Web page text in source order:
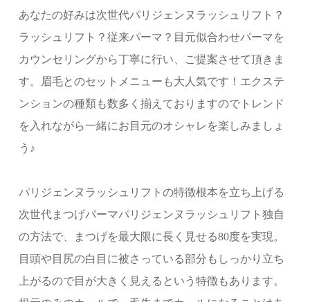
あなたの好みは次世代パリジェンヌラッシュリフト？
ラッシュリフト？従来パーマ？目元似合わせパーマを
カウンセリングから丁寧に行い、ご提案させて頂きま
す。眉毛とのセットメニューも大人気です！エクステ
ンションの種類も数多く揃えておりますのでトレンド
を入れながら一緒にお目元のオシャレを楽しみましょ
う♪
パリジェンヌラッシュリフトの特徴根本を立ち上げる
次世代まつげパーマパリジェンヌラッシュリフト独自
の方法で、まつげを最大限に長く見せる80度を実現。
目頭や目尻の白目に被さっている部分もしっかり立ち
上がるので目が大きく見えるという特徴もあります。